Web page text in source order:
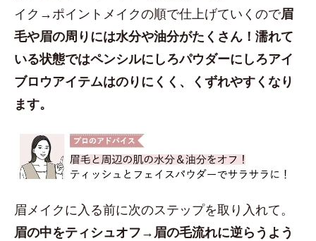
イク→ポイントメイクの順で仕上げていくので眉
毛や眉の周りには水分や油分がたくさん！濡れて
いる状態ではペンシルにしろパウダーにしろアイ
ブロウアイテムはのりにくく、くずれやすくなり
ます。
眉メイクに入る前に次のステップを取り入れて。
眉の中をティシュオフ→眉の毛流れに逆らうよう